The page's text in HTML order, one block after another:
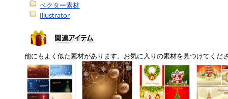
ベクター素材
Illustrator
他にもよく似た素材があります。お気に入りの素材を見つけてくだ